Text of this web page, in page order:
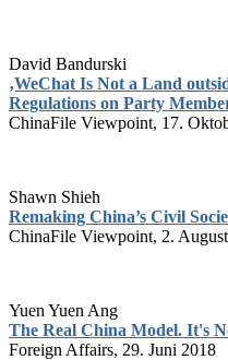
David Bandurski
‚WeChat Is Not a Land
Regulations on Party
ChinaFile Viewpoint, 17.
Shawn Shieh
Remaking China’s Civil
ChinaFile Viewpoint, 2.
Yuen Yuen Ang
The Real China Model. It's
Foreign Affairs, 29. Juni 2018